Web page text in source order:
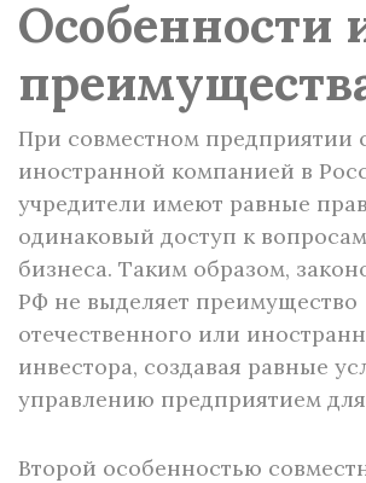
Особенности
При совместном предприятии
иностранной компанией в
учредители имеют равные
одинаковый доступ к
бизнеса. Таким образом,
РФ не выделяет преимущество
отечественного или
инвестора, создавая равные
управлению предприятием
Второй особенностью